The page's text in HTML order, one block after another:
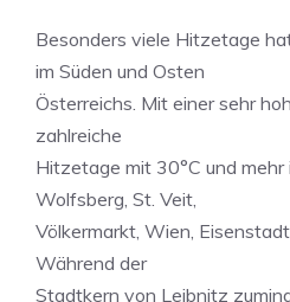
Besonders viele Hitzetage
im Süden und Osten
Österreichs. Mit einer sehr
zahlreiche
Hitzetage mit 30°C und mehr
Wolfsberg, St. Veit,
Völkermarkt, Wien,
Während der
Stadtkern von Leibnitz